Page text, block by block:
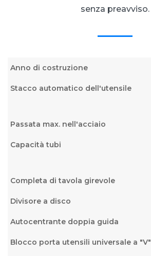
senza preavviso.
Anno di costruzione
Stacco automatico dell'utensile
Passata max. nell'acciaio
Capacità tubi
Completa di tavola girevole
Divisore a disco
Autocentrante doppia guida
Blocco porta utensili universale a "V"